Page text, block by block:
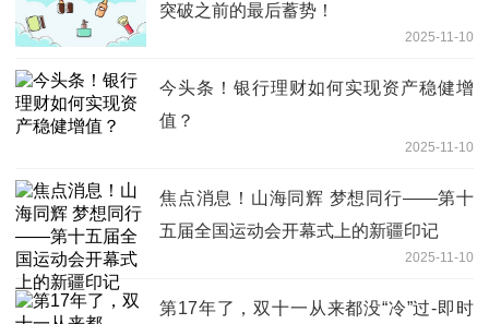
突破之前的最后蓄势！
2025-11-10
今头条！银行理财如何实现资产稳健增
值？
2025-11-10
焦点消息！山海同辉 梦想同行——第十
五届全国运动会开幕式上的新疆印记
2025-11-10
第17年了，双十一从来都没“冷”过-即时